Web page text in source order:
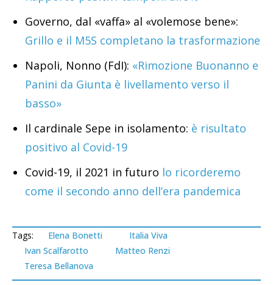
Governo, dal «vaffa» al «volemose bene»:
Grillo e il M5S completano la trasformazione
Napoli, Nonno (FdI): «Rimozione Buonanno e
Panini da Giunta è livellamento verso il
basso»
Il cardinale Sepe in isolamento: è risultato
positivo al Covid-19
Covid-19, il 2021 in futuro lo ricorderemo
come il secondo anno dell’era pandemica
Tags: Elena Bonetti
Italia Viva
Ivan Scalfarotto
Matteo Renzi
Teresa Bellanova